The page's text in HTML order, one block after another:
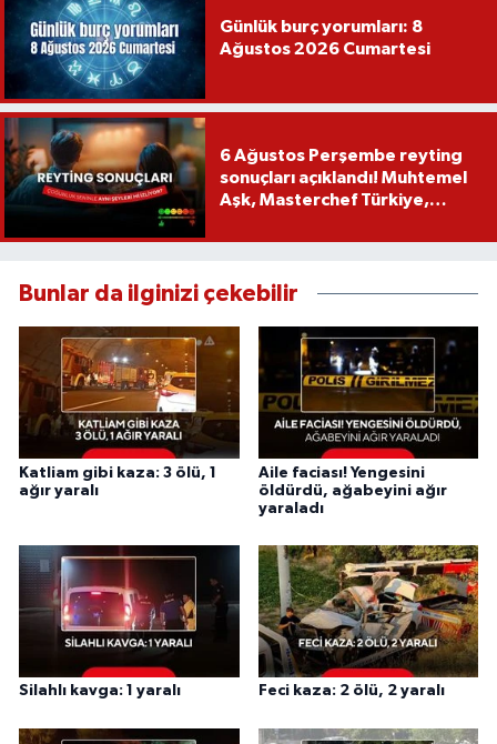
Günlük burç yorumları: 8
Ağustos 2026 Cumartesi
6 Ağustos Perşembe reyting
sonuçları açıklandı! Muhtemel
Aşk, Masterchef Türkiye,
Bunlar da ilginizi çekebilir
Katliam gibi kaza: 3 ölü, 1
ağır yaralı
Aile faciası! Yengesini
öldürdü, ağabeyini ağır
yaraladı
Silahlı kavga: 1 yaralı Feci kaza: 2 ölü, 2 yaralı